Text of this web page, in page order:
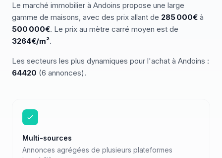
Le marché immobilier à Andoins propose une large
gamme de maisons, avec des prix allant de 285 000€ à
500 000€. Le prix au mètre carré moyen est de
3264€/m².
Les secteurs les plus dynamiques pour l'achat à Andoins :
64420 (6 annonces).
Multi-sources
Annonces agrégées de plusieurs plateformes